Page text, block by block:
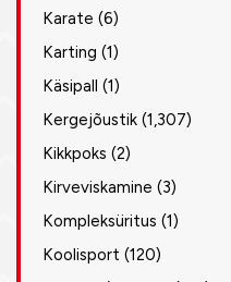
Karate (6)
Karting (1)
Käsipall (1)
Kergejõustik (1,307)
Kikkpoks (2)
Kirveviskamine (3)
Kompleksüritus (1)
Koolisport (120)